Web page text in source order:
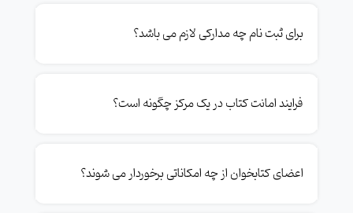
برای ثبت نام چه مدارکی لازم می باشد؟
فرایند امانت کتاب در یک مرکز چگونه است؟
اعضای کتابخوان از چه امکاناتی برخوردار می شوند؟